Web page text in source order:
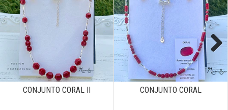
CONJUNTO CORAL II CONJUNTO CORAL
Next